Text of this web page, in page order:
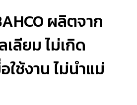
ผลิตจาก
ลียม ไม่เกิด
ใช้งาน ไม่นำแม่